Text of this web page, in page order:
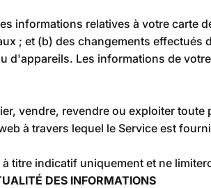
informations relatives à votre carte
; et (b) des changements effectués
d'appareils. Les informations de
vendre, revendre ou exploiter
à travers lequel le Service est
titre indicatif uniquement et ne
DES INFORMATIONS